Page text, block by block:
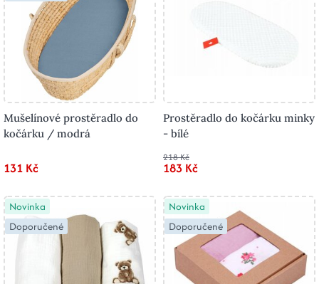
Mušelínové prostěradlo do
kočárku / modrá
131 Kč
Prostěradlo do kočárku minky
- bílé
218 Kč
183 Kč
Novinka
Doporučené
Novinka
Doporučené